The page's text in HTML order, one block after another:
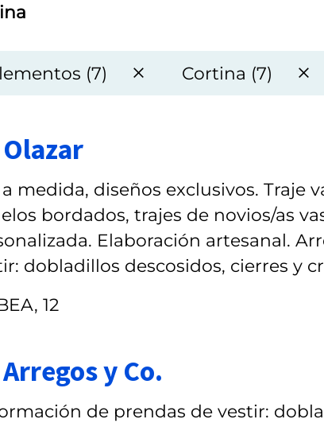
(7) Cortina (7)
medida, diseños exclusivos. Traje
bordados, trajes de novios/as
Elaboración artesanal.
dobladillos descosidos, cierres y
12
y Co.
de prendas de vestir: